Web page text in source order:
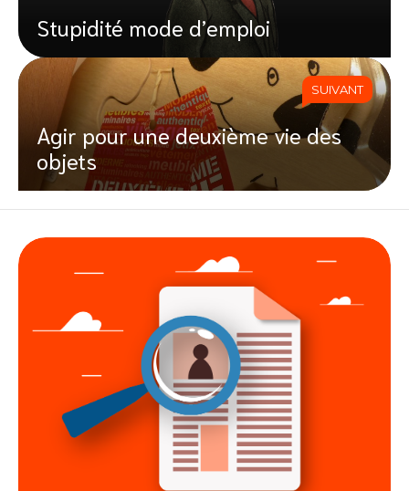
Stupidité mode d’emploi
SUIVANT
Agir pour une deuxième vie des
objets